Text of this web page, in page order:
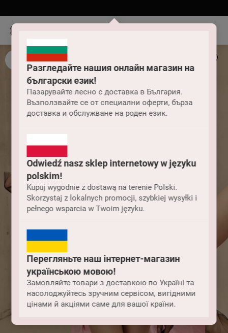
Разгледайте нашия онлайн магазин на
български език!
Пазарувайте лесно с доставка в България.
Възползвайте се от специални оферти, бърза
доставка и обслужване на роден език.
Odwiedź nasz sklep internetowy w języku
polskim!
Kupuj wygodnie z dostawą na terenie Polski.
Skorzystaj z lokalnych promocji, szybkiej wysyłki i
pełnego wsparcia w Twoim języku.
Перегляньте наш інтернет-магазин
українською мовою!
Замовляйте товари з доставкою по Україні та
насолоджуйтесь зручним сервісом, вигідними
цінами й акціями саме для вашої країни.